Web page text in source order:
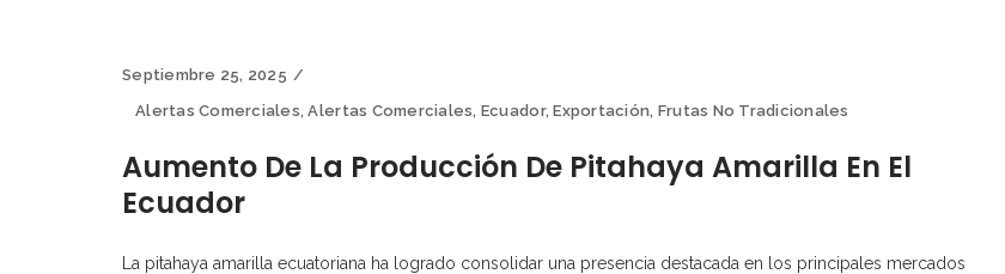
Septiembre 25, 2025
Alertas Comerciales,Alertas Comerciales, Ecuador,Exportación, Frutas No Tradicionales
Aumento De La Producción De Pitahaya Amarilla En El
Ecuador
La pitahaya amarilla ecuatoriana ha logrado consolidar una presencia destacada en los principales mercados